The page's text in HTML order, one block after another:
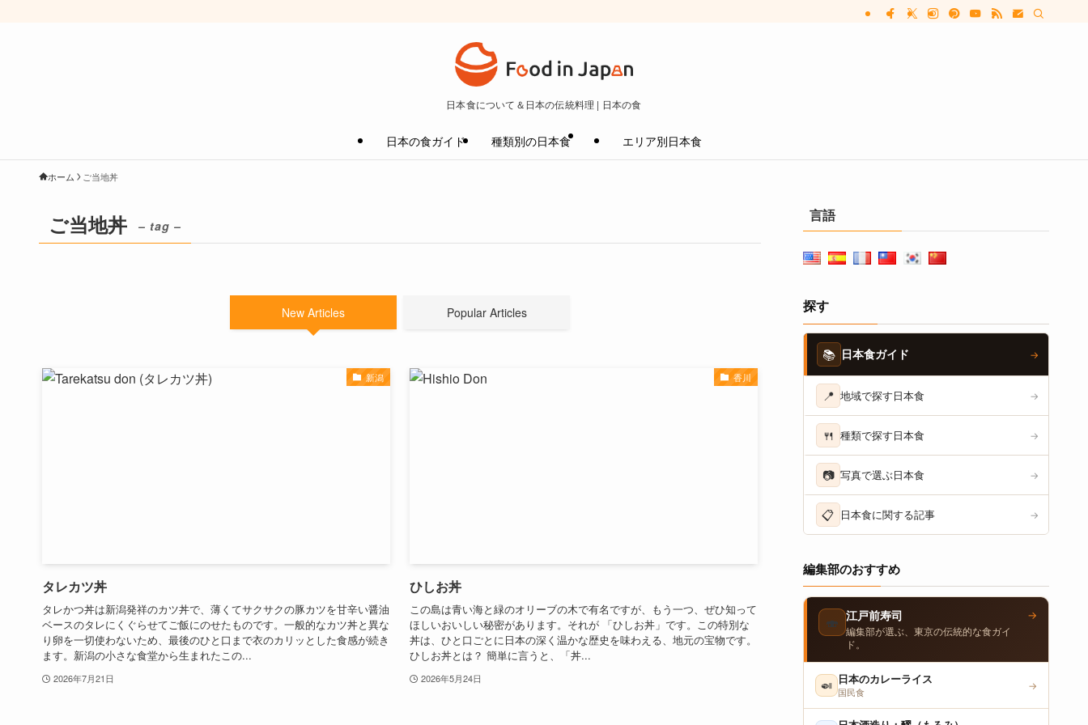
日本食について＆日本の伝統料理 | 日本の食
日本の食ガイド 種類別の日本食 エリア別日本食
ホーム ご当地丼
ご当地丼 – tag –
New Articles Popular Articles
新潟
タレカツ丼
タレかつ丼は新潟発祥のカツ丼で、薄くてサクサクの豚カツを甘辛い醤油
ベースのタレにくぐらせてご飯にのせたものです。一般的なカツ丼と異な
り卵を一切使わないため、最後のひと口まで衣のカリッとした食感が続き
ます。新潟の小さな食堂から生まれたこの...
2026年7月21日
香川
ひしお丼
この島は青い海と緑のオリーブの木で有名ですが、もう一つ、ぜひ知って
ほしいおいしい秘密があります。それが 「ひしお丼」です。この特別な
丼は、ひと口ごとに日本の深く温かな歴史を味わえる、地元の宝物です。
ひしお丼とは？ 簡単に言うと、「丼...
2026年5月24日
言語
探す
📚 日本食ガイド →
📍 地域で探す日本食 →
🍴 種類で探す日本食 →
📷 写真で選ぶ日本食 →
📋 日本食に関する記事 →
編集部のおすすめ
🍣 江戸前寿司
編集部が選ぶ、東京の伝統的な食ガイ
ド。
→
🍛 日本のカレーライス
国民食
→